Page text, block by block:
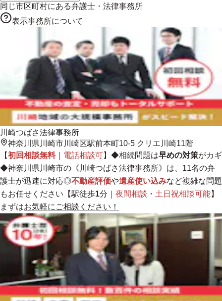
同じ市区町村にある弁護士・法律事務所
表示事務所について
川崎つばさ法律事務所
神奈川県川崎市川崎区駅前本町10-5 クリエ川崎11階
【初回相談無料｜ 電話相談可】◆相続問題は早めの対策がカギ
◆神奈川県川崎市の《川崎つばさ法律事務所》は、11名の弁
護士が迅速に対応◎不動産評価や遺産使い込みなど複雑な問題
もお任せください【駅徒歩1分｜ 夜間相談 ・ 土日祝相談可能】
まずはお気軽にご相談ください！